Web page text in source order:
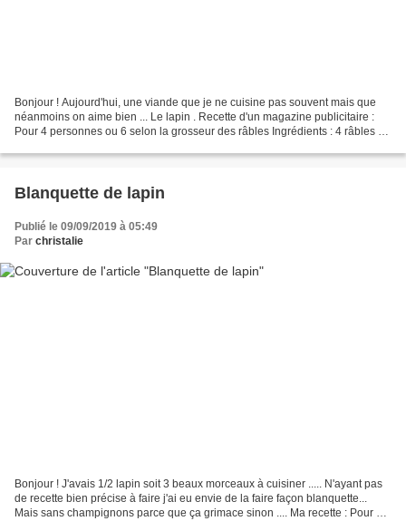
Bonjour ! Aujourd'hui, une viande que je ne cuisine pas souvent mais que
néanmoins on aime bien ... Le lapin . Recette d'un magazine publicitaire :
Pour 4 personnes ou 6 selon la grosseur des râbles Ingrédients : 4 râbles de
Blanquette de lapin
Publié le 09/09/2019 à 05:49
Par christalie
Bonjour ! J'avais 1/2 lapin soit 3 beaux morceaux à cuisiner ..... N'ayant pas
de recette bien précise à faire j'ai eu envie de la faire façon blanquette...
Mais sans champignons parce que ça grimace sinon .... Ma recette : Pour 3